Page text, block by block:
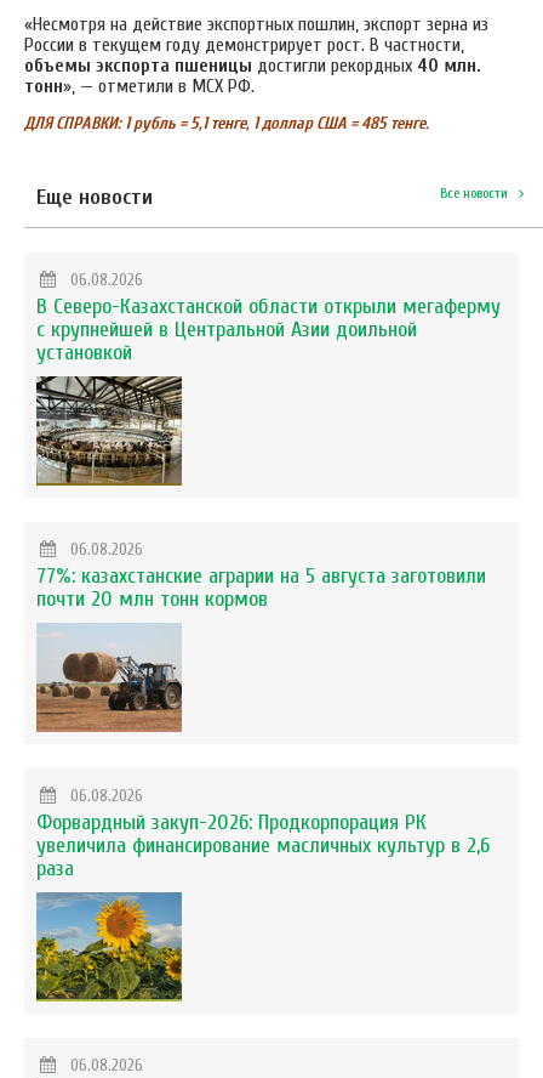
«Несмотря на действие экспортных пошлин, экспорт зерна из
России в текущем году демонстрирует рост. В частности,
объемы экспорта пшеницы достигли рекордных 40 млн.
тонн», — отметили в МСХ РФ.
ДЛЯ СПРАВКИ: 1 рубль = 5,1 тенге, 1 доллар США = 485 тенге.
Еще новости Все новости
06.08.2026
В Северо-Казахстанской области открыли мегаферму
с крупнейшей в Центральной Азии доильной
установкой
06.08.2026
77%: казахстанские аграрии на 5 августа заготовили
почти 20 млн тонн кормов
06.08.2026
Форвардный закуп-2026: Продкорпорация РК
увеличила финансирование масличных культур в 2,6
раза
06.08.2026